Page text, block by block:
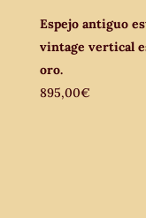
Espejo antiguo
vintage vertical
oro.
895,00€